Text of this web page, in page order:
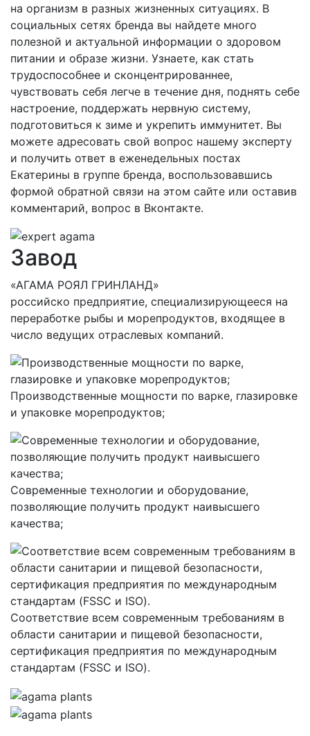
на организм в разных жизненных ситуациях. В
социальных сетях бренда вы найдете много
полезной и актуальной информации о здоровом
питании и образе жизни. Узнаете, как стать
трудоспособнее и сконцентрированнее,
чувствовать себя легче в течение дня, поднять себе
настроение, поддержать нервную систему,
подготовиться к зиме и укрепить иммунитет. Вы
можете адресовать свой вопрос нашему эксперту
и получить ответ в еженедельных постах
Екатерины в группе бренда, воспользовавшись
формой обратной связи на этом сайте или оставив
комментарий, вопрос в Вконтакте.
Завод
«АГАМА РОЯЛ ГРИНЛАНД»
российско предприятие, специализирующееся на
переработке рыбы и морепродуктов, входящее в
число ведущих отраслевых компаний.
Производственные мощности по варке, глазировке
и упаковке морепродуктов;
Современные технологии и оборудование,
позволяющие получить продукт наивысшего
качества;
Соответствие всем современным требованиям в
области санитарии и пищевой безопасности,
сертификация предприятия по международным
стандартам (FSSC и ISO).